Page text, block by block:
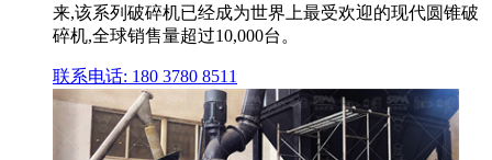
来,该系列破碎机已经成为世界上最受欢迎的现代圆锥破
碎机,全球销售量超过10,000台。
联系电话: 180 3780 8511